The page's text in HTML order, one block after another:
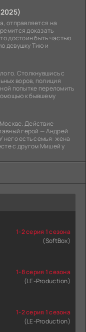
отправляется на
доказать
достоин быть частью
девушку Тию и
Столкнувшись с
воров, полиция
попытке переломить
к бывшему
Действие
герой — Андрей
него есть семья: жена
с другом Мишей у
1-2 серия 1 сезона
(SoftBox)
1-8 серия 1 сезона
(LE-Production)
1-2 серия 1 сезона
(LE-Production)